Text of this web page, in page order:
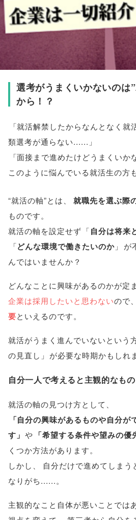
選考がうまくいかないのは
から！？
「就活解禁したからなんとなく就
類選考が通らない...... 」
「面接まで進めたけどうまくいか
このように悩んでいる就活生の方
“就活の軸”とは 就職先を選ぶ際
ものです。
就活の軸を設定せず 「自分は将来
「どんな環境で働きたいのか 」
が
んではいませんか？
どんなことに興味があるのかが定
企業は採用したいと思わないので
要といえるのです。
就活がうまく進んでいないという
の見直し 」 が必要な時期かもしれ
自分一人で考えると主観的なも
就活の軸の見つけ方として
「自分の興味があるものや自分が
す 」 や 「希望する条件や望みの優
くつか方法があります。
しかし
自分だけで進めてしまう
なりがち......。
主観的なこと自体が悪いことでは